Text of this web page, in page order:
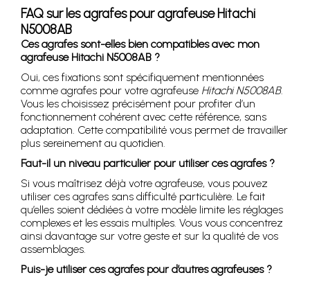
FAQ sur les agrafes pour agrafeuse Hitachi
N5008AB
Ces agrafes sont-elles bien compatibles avec mon
agrafeuse Hitachi N5008AB ?
Oui, ces fixations sont spécifiquement mentionnées
comme agrafes pour votre agrafeuse Hitachi N5008AB.
Vous les choisissez précisément pour profiter d’un
fonctionnement cohérent avec cette référence, sans
adaptation. Cette compatibilité vous permet de travailler
plus sereinement au quotidien.
Faut-il un niveau particulier pour utiliser ces agrafes ?
Si vous maîtrisez déjà votre agrafeuse, vous pouvez
utiliser ces agrafes sans difficulté particulière. Le fait
qu’elles soient dédiées à votre modèle limite les réglages
complexes et les essais multiples. Vous vous concentrez
ainsi davantage sur votre geste et sur la qualité de vos
assemblages.
Puis-je utiliser ces agrafes pour d’autres agrafeuses ?